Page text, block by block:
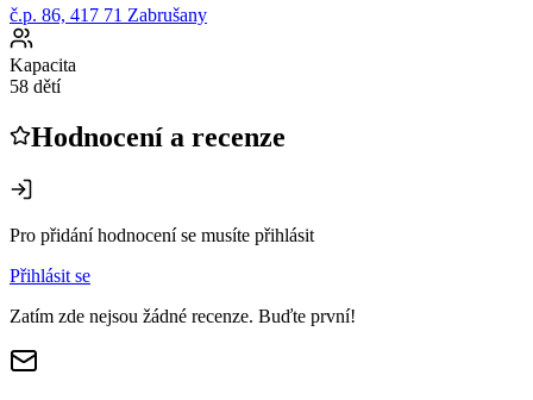
č.p. 86, 417 71 Zabrušany
Kapacita
58 dětí
Hodnocení a recenze
Pro přidání hodnocení se musíte přihlásit
Přihlásit se
Zatím zde nejsou žádné recenze. Buďte první!